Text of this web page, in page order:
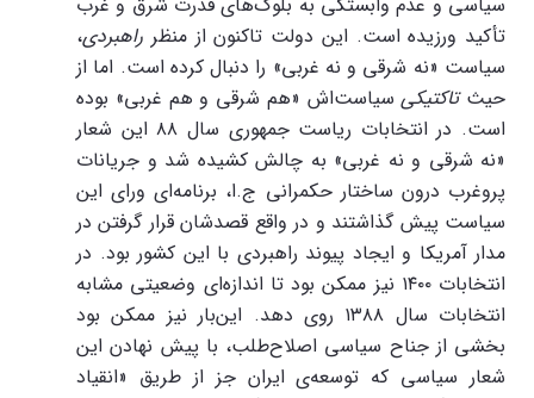
تأکید ورزیده است. این دولت تاکنون از منظر راهبردی،
سیاست «نه شرقی و نه غربی» را دنبال کرده است. اما از
حیثتاکتیکیسیاست‌اش «هم شرقی و هم غربی» بوده
است. در انتخابات ریاست جمهوری سال ۸۸ این شعار
«نه شرقی و نه غربی» به چالش کشیده شد و جریانات
پروغرب درون ساختار حکمرانی ج.ا، برنامه‌ای ورای این
سیاست پیش گذاشتند و در واقع قصدشان قرار گرفتن در
مدار آمریکا و ایجاد پیوند راهبردی با این کشور بود. در
انتخابات ۱۴۰۰ نیز ممکن بود تا اندازه‌ای وضعیتی مشابه
انتخابات سال ۱۳۸۸ روی دهد. این‌بار نیز ممکن بود
بخشی از جناح سیاسی اصلاح‌طلب، با پیش نهادن این
شعار سیاسی که توسعه‌ی ایران جز از طریق «انقیاد